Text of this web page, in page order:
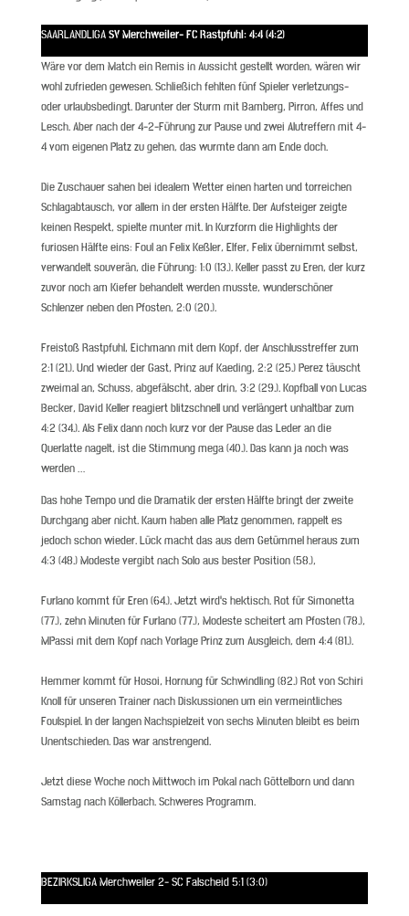
SAARLANDLIGASV Merchweiler- FC Rastpfuhl: 4:4 (4:2)
Wäre vor dem Match ein Remis in Aussicht gestellt worden, wären wir
wohl zufrieden gewesen. Schließich fehlten fünf Spieler verletzungs-
oder urlaubsbedingt. Darunter der Sturm mit Bamberg, Pirron, Affes und
Lesch. Aber nach der 4-2-Führung zur Pause und zwei Alutreffern mit 4-
4 vom eigenen Platz zu gehen, das wurmte dann am Ende doch.
Die Zuschauer sahen bei idealem Wetter einen harten und torreichen
Schlagabtausch, vor allem in der ersten Hälfte. Der Aufsteiger zeigte
keinen Respekt, spielte munter mit. In Kurzform die Highlights der
furiosen Hälfte eins: Foul an Felix Keßler, Elfer, Felix übernimmt selbst,
verwandelt souverän, die Führung: 1:0 (13.). Keller passt zu Eren, der kurz
zuvor noch am Kiefer behandelt werden musste, wunderschöner
Schlenzer neben den Pfosten, 2:0 (20.).
Freistoß Rastpfuhl, Eichmann mit dem Kopf, der Anschlusstreffer zum
2:1 (21.). Und wieder der Gast, Prinz auf Kaeding, 2:2 (25.) Perez täuscht
zweimal an, Schuss, abgefälscht, aber drin, 3:2 (29.). Kopfball von Lucas
Becker, David Keller reagiert blitzschnell und verlängert unhaltbar zum
4:2 (34.). Als Felix dann noch kurz vor der Pause das Leder an die
Querlatte nagelt, ist die Stimmung mega (40.). Das kann ja noch was
werden …
Das hohe Tempo und die Dramatik der ersten Hälfte bringt der zweite
Durchgang aber nicht. Kaum haben alle Platz genommen, rappelt es
jedoch schon wieder. Lück macht das aus dem Getümmel heraus zum
4:3 (48.) Modeste vergibt nach Solo aus bester Position (58.),
Furlano kommt für Eren (64.). Jetzt wird’s hektisch. Rot für Simonetta
(77.), zehn Minuten für Furlano (77.), Modeste scheitert am Pfosten (78.),
MPassi mit dem Kopf nach Vorlage Prinz zum Ausgleich, dem 4:4 (81.).
Hemmer kommt für Hosoi, Hornung für Schwindling (82.) Rot von Schiri
Knoll für unseren Trainer nach Diskussionen um ein vermeintliches
Foulspiel. In der langen Nachspielzeit von sechs Minuten bleibt es beim
Unentschieden. Das war anstrengend.
Jetzt diese Woche noch Mittwoch im Pokal nach Göttelborn und dann
Samstag nach Köllerbach. Schweres Programm.
BEZIRKSLIGAMerchweiler 2- SC Falscheid 5:1 (3:0)